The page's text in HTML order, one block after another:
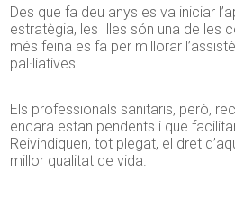
Des que fa deu anys es va iniciar
estratègia, les Illes són una de les
més feina es fa per millorar
pal·liatives.
Els professionals sanitaris, però,
encara estan pendents i que
Reivindiquen, tot plegat, el dret
millor qualitat de vida.